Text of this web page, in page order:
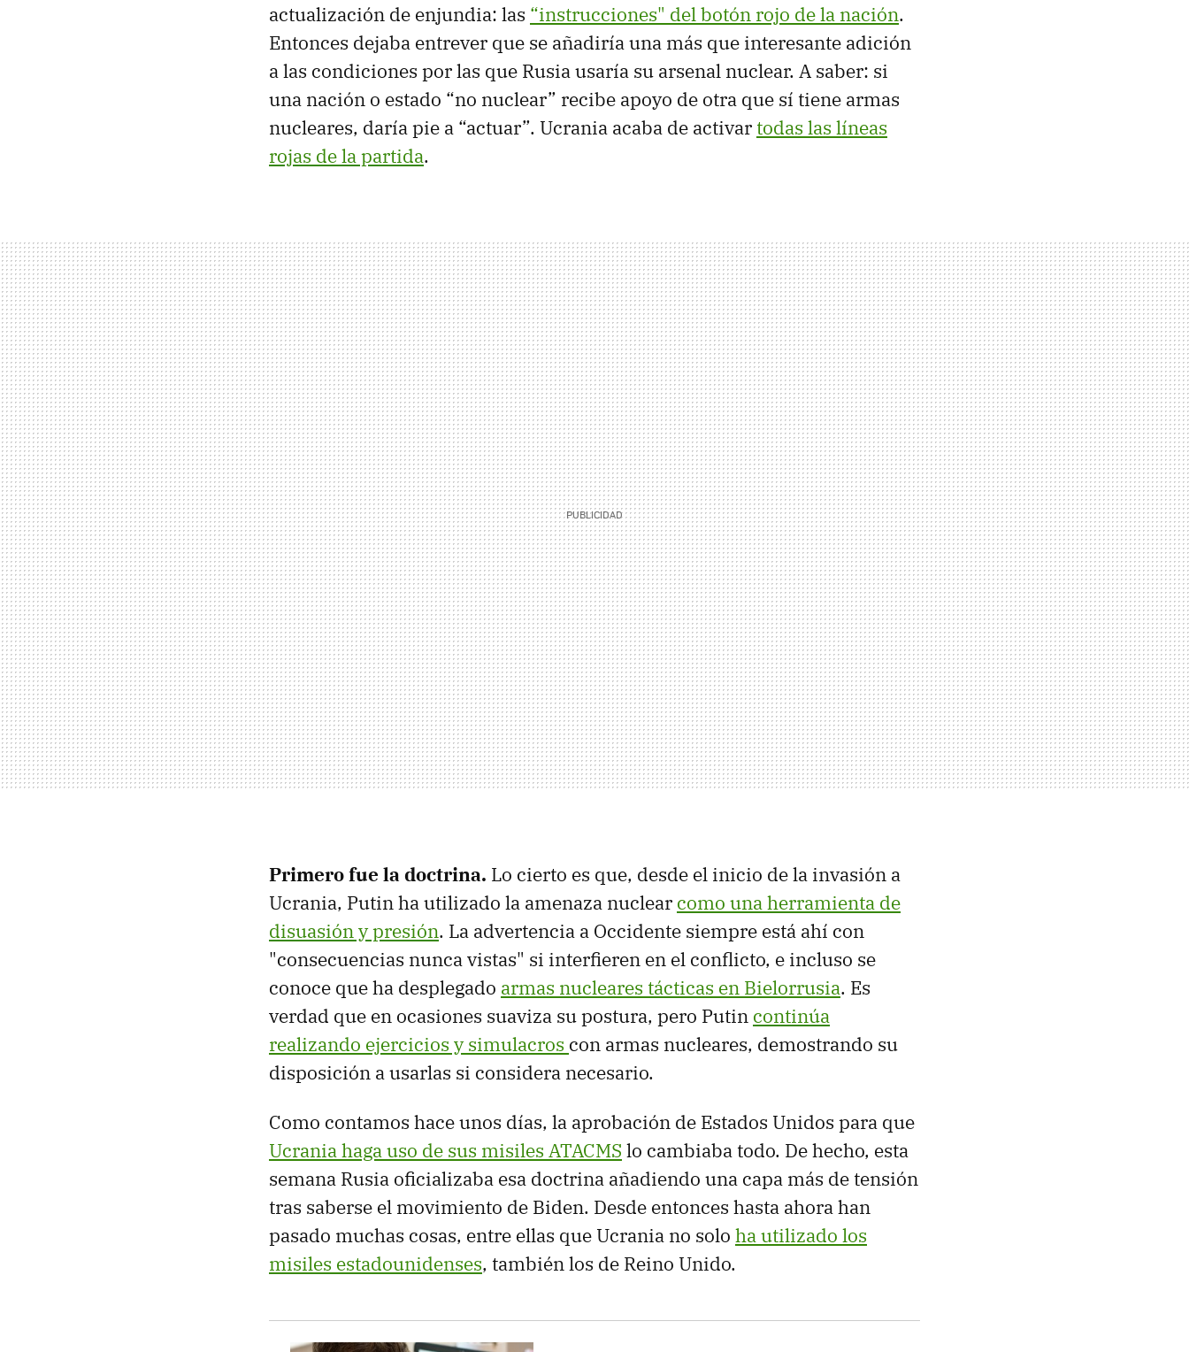
actualización de enjundia: las “instrucciones" del botón rojo de la nación.
Entonces dejaba entrever que se añadiría una más que interesante adición
a las condiciones por las que Rusia usaría su arsenal nuclear. A saber: si
una nación o estado “no nuclear” recibe apoyo de otra que sí tiene armas
nucleares, daría pie a “actuar”. Ucrania acaba de activartodas las líneas
rojas de la partida.
Primero fue la doctrina. Lo cierto es que, desde el inicio de la invasión a
Ucrania, Putin ha utilizado la amenaza nuclear como una herramienta de
disuasión y presión. La advertencia a Occidente siempre está ahí con
"consecuencias nunca vistas" si interfieren en el conflicto, e incluso se
conoce que ha desplegado armas nucleares tácticas en Bielorrusia. Es
verdad que en ocasiones suaviza su postura, pero Putin continúa
realizando ejercicios y simulacros con armas nucleares, demostrando su
disposición a usarlas si considera necesario.
Como contamos hace unos días, la aprobación de Estados Unidos para que
Ucrania haga uso de sus misiles ATACMS lo cambiaba todo. De hecho, esta
semana Rusia oficializaba esa doctrina añadiendo una capa más de tensión
tras saberse el movimiento de Biden. Desde entonces hasta ahora han
pasado muchas cosas, entre ellas que Ucrania no solo ha utilizado los
misiles estadounidenses, también los de Reino Unido.